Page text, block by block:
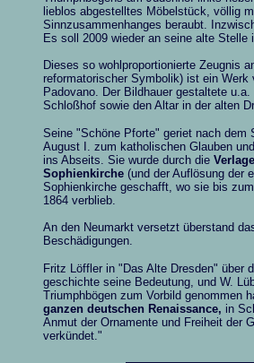
lieblos abgestelltes Möbelstück, völlig
Sinnzusammenhanges beraubt.
Es soll 2009 wieder an seine alte
Dieses so wohlproportionierte Zeugnis
reformatorischer Symbolik) ist ein
Padovano. Der Bildhauer gestaltete
Schloßhof sowie den Altar in der alten
Seine "Schöne Pforte" geriet nach dem
August I. zum katholischen Glauben
ins Abseits. Sie wurde durch die
Sophienkirche (und der Auflösung der
Sophienkirche geschafft, wo sie bis
1864 verblieb.
An den Neumarkt versetzt überstand
Beschädigungen.
Fritz Löffler in "Das Alte Dresden" über
geschichte seine Bedeutung, und W.
Triumphbögen zum Vorbild genommen
ganzen deutschen Renaissance, in
Anmut der Ornamente und Freiheit der
verkündet."